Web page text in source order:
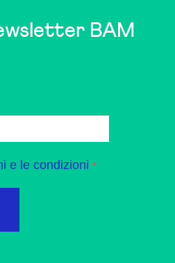
BAM
e le condizioni